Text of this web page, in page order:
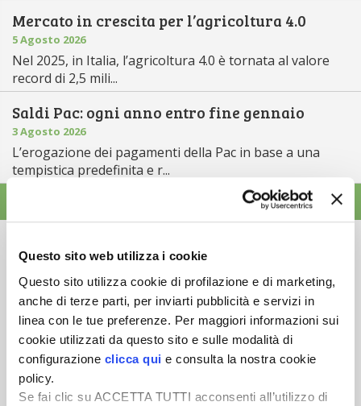
Questo sito web utilizza i cookie
Questo sito utilizza cookie di profilazione e di marketing,
anche di terze parti, per inviarti pubblicità e servizi in
linea con le tue preferenze. Per maggiori informazioni sui
cookie utilizzati da questo sito e sulle modalità di
configurazione clicca qui e consulta la nostra cookie
policy.
Se fai clic su ACCETTA TUTTI acconsenti all’utilizzo di
Mercato in crescita per l’agricoltura 4.0
5 Agosto 2026
Nel 2025, in Italia, l’agricoltura 4.0 è tornata al valore
record di 2,5 mili...
Saldi Pac: ogni anno entro fine gennaio
3 Agosto 2026
L’erogazione dei pagamenti della Pac in base a una
tempistica predefinita e r...
Newsletter
Scopri un servizio d'informazione di alta qualità. Tagliato sulle tue
esigenze.